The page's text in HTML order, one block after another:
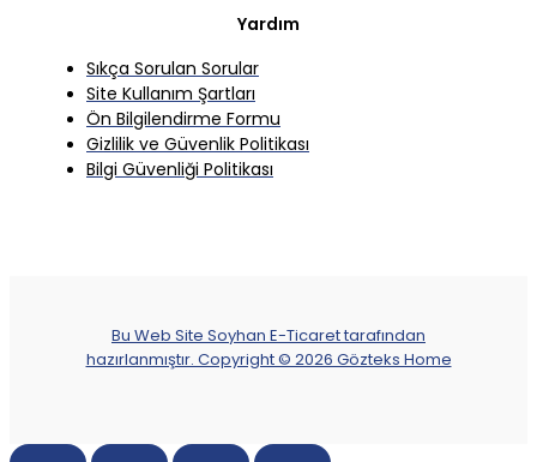
Yardım
Sıkça Sorulan Sorular
Site Kullanım Şartları
Ön Bilgilendirme Formu
Gizlilik ve Güvenlik Politikası
Bilgi Güvenliği Politikası
Bu Web Site Soyhan E-Ticaret tarafından
hazırlanmıştır. Copyright © 2026 Gözteks Home